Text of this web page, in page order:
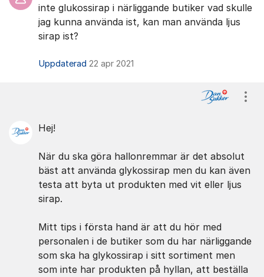
inte glukossirap i närliggande butiker vad skulle
jag kunna använda ist, kan man använda ljus
sirap ist?
Uppdaterad 22 apr 2021
Hej!
När du ska göra hallonremmar är det absolut
bäst att använda glykossirap men du kan även
testa att byta ut produkten med vit eller ljus
sirap.
Mitt tips i första hand är att du hör med
personalen i de butiker som du har närliggande
som ska ha glykossirap i sitt sortiment men
som inte har produkten på hyllan, att beställa